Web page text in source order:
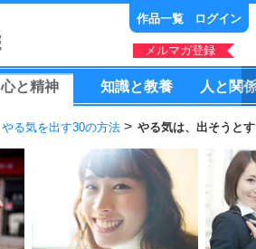
作品一覧 ログイン
メルマガ登録
心と精神 知識と教養 人 と 関
やる気を出す30の方法 やる気は、出そうと